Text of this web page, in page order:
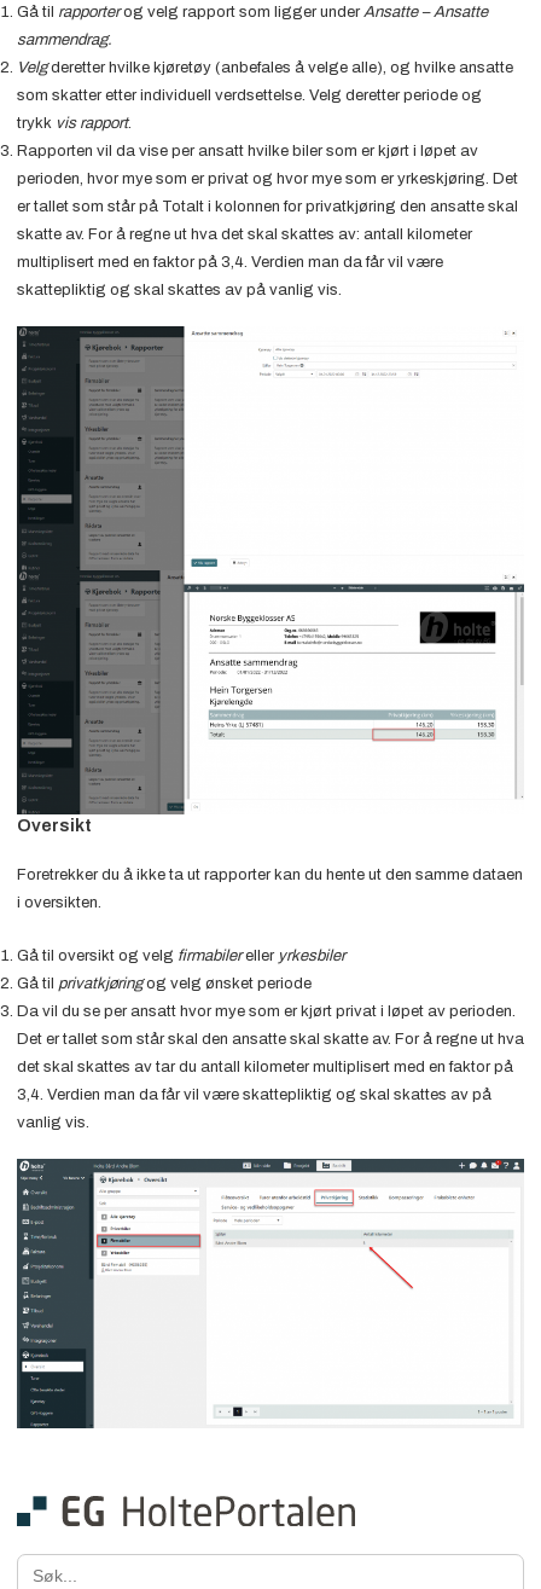
Search
for:
Gå til rapporterog velg rapport som ligger under Ansatte – Ansatte
sammendrag.
Velgderetter hvilke kjøretøy (anbefales å velge alle), og hvilke ansatte
som skatter etter individuell verdsettelse. Velg deretter periode og
trykk vis rapport.
Rapporten vil da vise per ansatt hvilke biler som er kjørt i løpet av
perioden, hvor mye som er privat og hvor mye som er yrkeskjøring. Det
er tallet som står på Totalt i kolonnen for privatkjøring den ansatte skal
skatte av. For å regne ut hva det skal skattes av: antall kilometer
multiplisert med en faktor på 3,4. Verdien man da får vil være
skattepliktig og skal skattes av på vanlig vis.
Oversikt
Foretrekker du å ikke ta ut rapporter kan du hente ut den samme dataen
i oversikten.
Gå til oversikt og velg firmabilereller yrkesbiler
Gå til privatkjøringog velg ønsket periode
Da vil du se per ansatt hvor mye som er kjørt privat i løpet av perioden.
Det er tallet som står skal den ansatte skal skatte av. For å regne ut hva
det skal skattes av tar du antall kilometer multiplisert med en faktor på
3,4. Verdien man da får vil være skattepliktig og skal skattes av på
vanlig vis.